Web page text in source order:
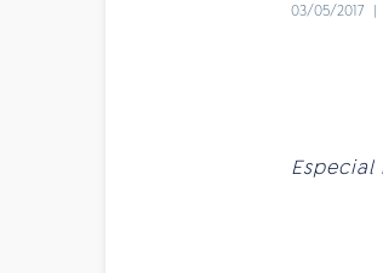
03/05/2017 |
Especial